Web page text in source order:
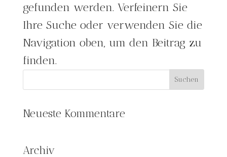
gefunden werden. Verfeinern Sie
Ihre Suche oder verwenden Sie die
Navigation oben, um den Beitrag zu
finden.
Neueste Kommentare
Archiv